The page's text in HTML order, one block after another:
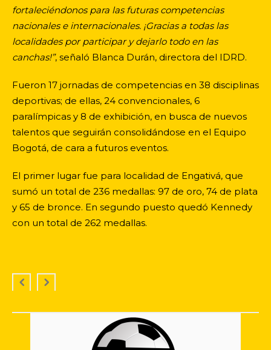
fortaleciéndonos para las futuras competencias
nacionales e internacionales. ¡Gracias a todas las
localidades por participar y dejarlo todo en las
canchas!”, señaló Blanca Durán, directora del IDRD.
Fueron 17 jornadas de competencias en 38 disciplinas
deportivas; de ellas, 24 convencionales, 6
paralímpicas y 8 de exhibición, en busca de nuevos
talentos que seguirán consolidándose en el Equipo
Bogotá, de cara a futuros eventos.
El primer lugar fue para localidad de Engativá, que
sumó un total de 236 medallas: 97 de oro, 74 de plata
y 65 de bronce. En segundo puesto quedó Kennedy
con un total de 262 medallas.